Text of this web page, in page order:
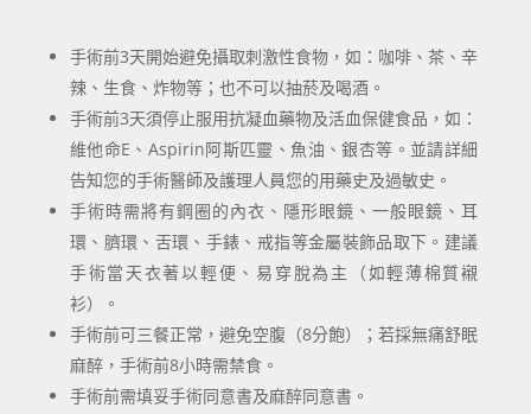
手術前3天開始避免攝取刺激性食物，如：咖啡、茶、辛
辣、生食、炸物等；也不可以抽菸及喝酒。
手術前3天須停止服用抗凝血藥物及活血保健食品，如：
維他命E、Aspirin阿斯匹靈、魚油、銀杏等。並請詳細
告知您的手術醫師及護理人員您的用藥史及過敏史。
手術時需將有鋼圈的內衣、隱形眼鏡、一般眼鏡、耳
環、臍環、舌環、手錶、戒指等金屬裝飾品取下。建議
手術當天衣著以輕便、易穿脫為主（如輕薄棉質襯
衫）。
手術前可三餐正常，避免空腹（8分飽）；若採無痛舒眠
麻醉，手術前8小時需禁食。
手術前需填妥手術同意書及麻醉同意書。